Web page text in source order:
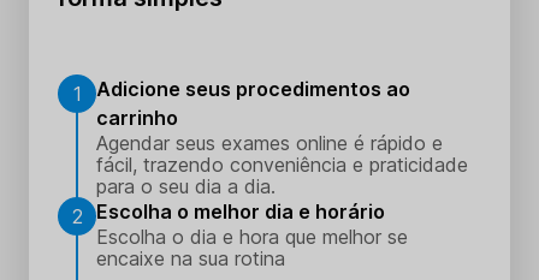
1
Adicione seus procedimentos ao
carrinho
Agendar seus exames online é rápido e
fácil, trazendo conveniência e praticidade
para o seu dia a dia.
2
Escolha o melhor dia e horário
Escolha o dia e hora que melhor se
encaixe na sua rotina